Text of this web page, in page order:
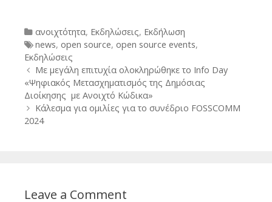
Categories
ανοιχτότητα, Εκδηλώσεις, Εκδήλωση
Tags
news, open source, open source events,
Εκδηλώσεις
Post
navigation
Mε μεγάλη επιτυχία ολοκληρώθηκε το Info Day
«Ψηφιακός Μετασχηματισμός της Δημόσιας
Διοίκησης με Ανοιχτό Κώδικα»
Κάλεσμα για ομιλίες για το συνέδριο FOSSCOMM
2024
Leave a Comment